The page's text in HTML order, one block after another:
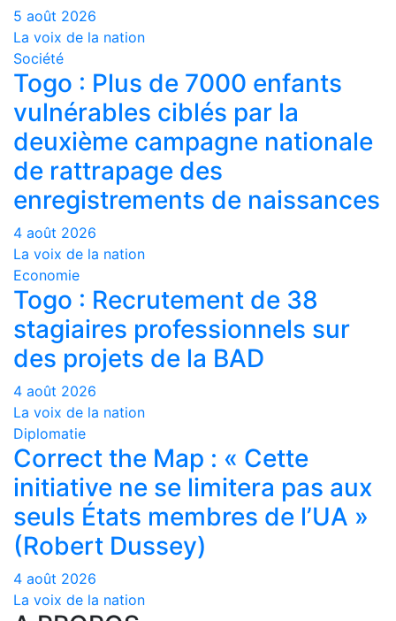
5 août 2026
La voix de la nation
Société
Togo : Plus de 7000 enfants
vulnérables ciblés par la
deuxième campagne nationale
de rattrapage des
enregistrements de naissances
4 août 2026
La voix de la nation
Economie
Togo : Recrutement de 38
stagiaires professionnels sur
des projets de la BAD
4 août 2026
La voix de la nation
Diplomatie
Correct the Map : « Cette
initiative ne se limitera pas aux
seuls États membres de l’UA »
(Robert Dussey)
4 août 2026
La voix de la nation